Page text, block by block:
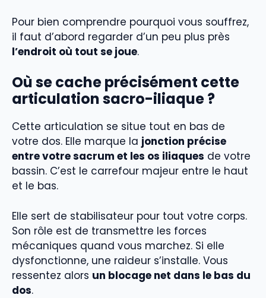
Pour bien comprendre pourquoi vous souffrez,
il faut d’abord regarder d’un peu plus près
l’endroit où tout se joue.
Où se cache précisément cette
articulation sacro-iliaque ?
Cette articulation se situe tout en bas de
votre dos. Elle marque la jonction précise
entre votre sacrum et les os iliaques de votre
bassin. C’est le carrefour majeur entre le haut
et le bas.
Elle sert de stabilisateur pour tout votre corps.
Son rôle est de transmettre les forces
mécaniques quand vous marchez. Si elle
dysfonctionne, une raideur s’installe. Vous
ressentez alors un blocage net dans le bas du
dos.